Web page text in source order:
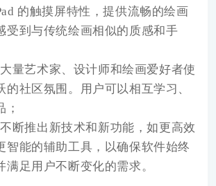
的触摸屏特性，提供流畅的绘画
受到与传统绘画相似的质感和手
量艺术家、设计师和绘画爱好者使
的社区氛围。用户可以相互学习、
；
断推出新技术和新功能，如更高效
智能的辅助工具，以确保软件始终
满足用户不断变化的需求。